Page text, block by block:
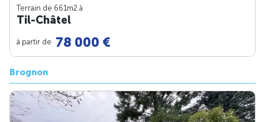
Terrain de 661m2 à
Til-Châtel
à partir de 78 000 €
Brognon